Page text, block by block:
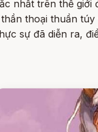
nhất trên thế
thoại thuần
sự đã diễn ra,